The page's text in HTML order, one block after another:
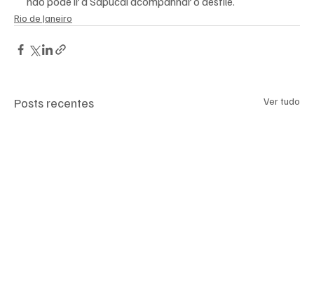
Rio de Janeiro
Posts recentes Ver tudo